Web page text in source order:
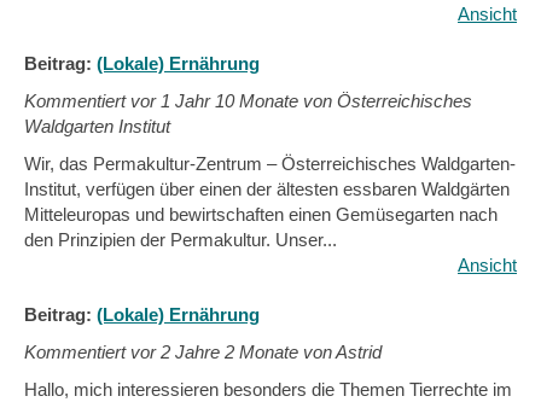
Ansicht
Beitrag: (Lokale) Ernährung
Kommentiert vor 1 Jahr 10 Monate von Österreichisches
Waldgarten Institut
Wir, das Permakultur-Zentrum – Österreichisches Waldgarten-
Institut, verfügen über einen der ältesten essbaren Waldgärten
Mitteleuropas und bewirtschaften einen Gemüsegarten nach
den Prinzipien der Permakultur. Unser...
Ansicht
Beitrag: (Lokale) Ernährung
Kommentiert vor2 Jahre 2 Monate von Astrid
Hallo, mich interessieren besonders die Themen Tierrechte im